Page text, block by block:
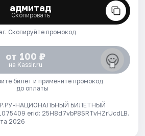
адмитад
Скопировать
Скопируйте промокод
от 100 ₽
на Kassir.ru
билет и примените промокод
до оплаты
НАЦИОНАЛЬНЫЙ БИЛЕТНЫЙ
erid: 25H8d7vbP8SRTvHZrUcdLB.
2026